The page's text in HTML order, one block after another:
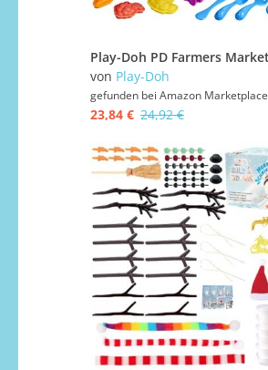
von Play-Doh
gefunden bei Amazon Marketplace
23,84 € 24,92 €